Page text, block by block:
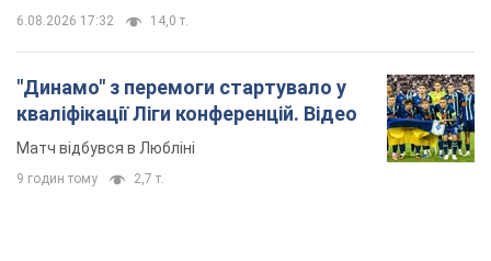
6.08.2026 17:32 14,0 т.
"Динамо" з перемоги стартувало у
кваліфікації Ліги конференцій. Відео
Матч відбувся в Любліні
9 годин тому 2,7 т.